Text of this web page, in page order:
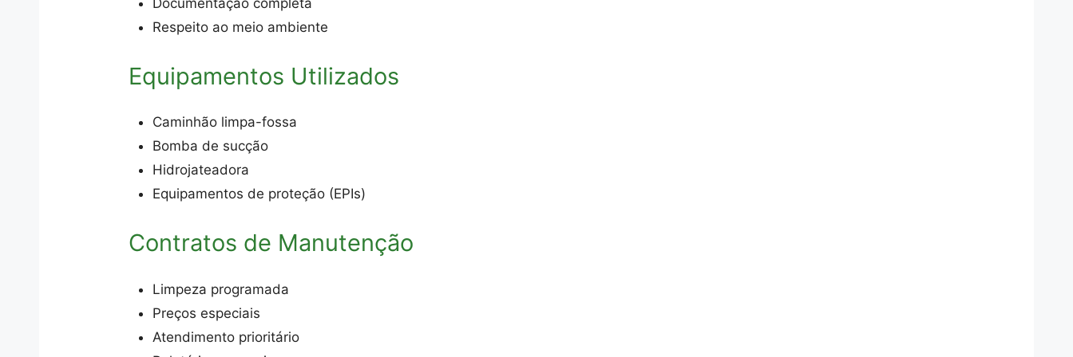
Respeito ao meio ambiente
Equipamentos Utilizados
Caminhão limpa-fossa
Bomba de sucção
Hidrojateadora
Equipamentos de proteção (EPIs)
Contratos de Manutenção
Limpeza programada
Preços especiais
Atendimento prioritário